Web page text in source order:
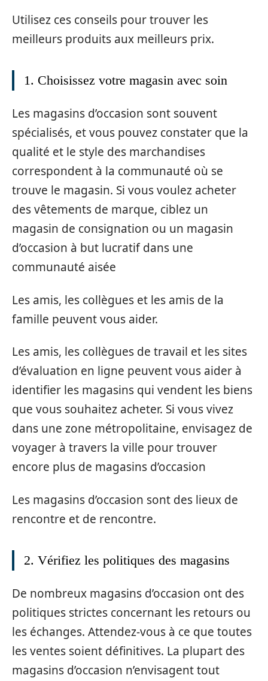
Utilisez ces conseils pour trouver les
meilleurs produits aux meilleurs prix.
1. Choisissez votre magasin avec soin
Les magasins d’occasion sont souvent
spécialisés, et vous pouvez constater que la
qualité et le style des marchandises
correspondent à la communauté où se
trouve le magasin. Si vous voulez acheter
des vêtements de marque, ciblez un
magasin de consignation ou un magasin
d’occasion à but lucratif dans une
communauté aisée
Les amis, les collègues et les amis de la
famille peuvent vous aider.
Les amis, les collègues de travail et les sites
d’évaluation en ligne peuvent vous aider à
identifier les magasins qui vendent les biens
que vous souhaitez acheter. Si vous vivez
dans une zone métropolitaine, envisagez de
voyager à travers la ville pour trouver
encore plus de magasins d’occasion
Les magasins d’occasion sont des lieux de
rencontre et de rencontre.
2. Vérifiez les politiques des magasins
De nombreux magasins d’occasion ont des
politiques strictes concernant les retours ou
les échanges. Attendez-vous à ce que toutes
les ventes soient définitives. La plupart des
magasins d’occasion n’envisagent tout